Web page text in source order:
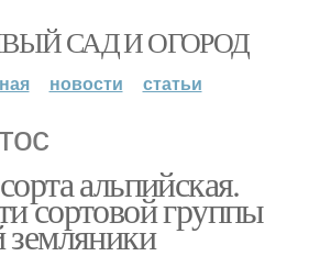
САД И ОГОРОД
новости статьи
альпийская.
сортовой группы
земляники